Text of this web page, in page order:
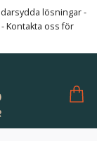
lösningar -
Kontakta oss för